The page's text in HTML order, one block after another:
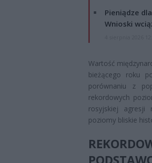
Pieniądze
Wnioski
Wartość
bieżącego roku
porównaniu z
rekordowych
rosyjskiej agresji
poziomy bliskie